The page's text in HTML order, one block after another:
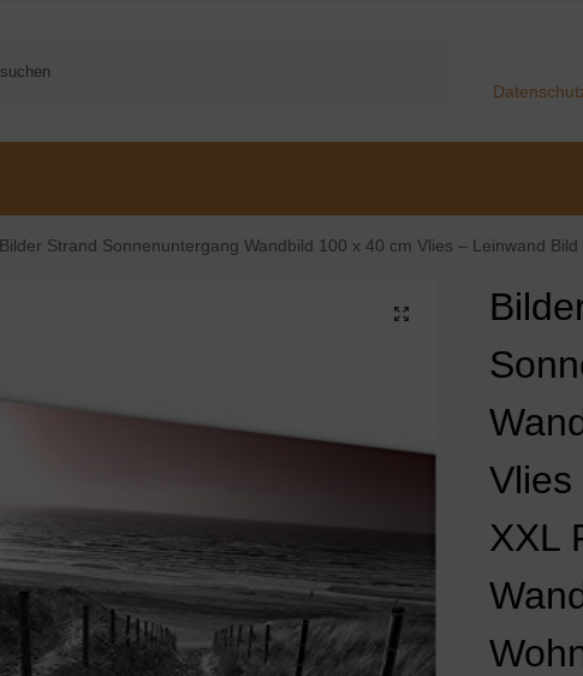
Bilder Strand Sonnenuntergang Wandbild 100 x 40 cm Vlies – Leinwand Bild XXL Format Wandbilder Wohnzimmer Wohnung Deko
Vlies
XXL